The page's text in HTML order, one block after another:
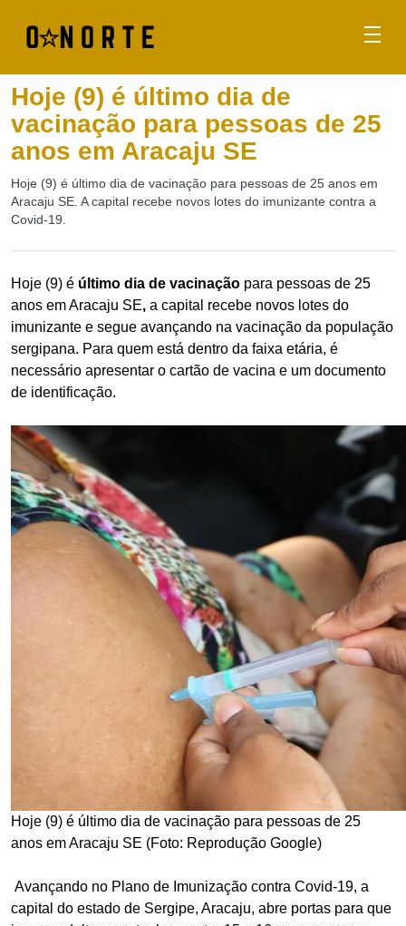
Hoje (9) é último dia de
vacinação para pessoas de 25
anos em Aracaju SE
Hoje (9) é último dia de vacinação para pessoas de 25 anos em
Aracaju SE. A capital recebe novos lotes do imunizante contra a
Covid-19.
Hoje (9) é último dia de vacinação para pessoas de 25
anos em Aracaju SE, a capital recebe novos lotes do
imunizante e segue avançando na vacinação da população
sergipana. Para quem está dentro da faixa etária, é
necessário apresentar o cartão de vacina e um documento
de identificação.
Hoje (9) é último dia de vacinação para pessoas de 25
anos em Aracaju SE (Foto: Reprodução Google)
Avançando no Plano de Imunização contra Covid-19, a
capital do estado de Sergipe, Aracaju, abre portas para que